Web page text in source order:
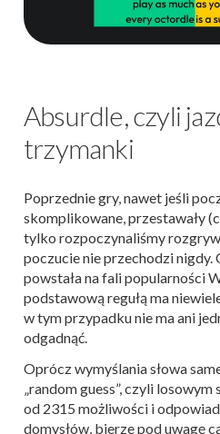
Absurdle, czyli
trzymanki
Poprzednie gry, nawet jeśli
skomplikowane, przestawały
tylko rozpoczynaliśmy
poczucie nie przechodzi nigdy.
powstała na fali popularności
podstawową regułą ma
w tym przypadku nie ma ani
odgadnąć.
Oprócz wymyślania słowa
„random guess”, czyli losowym
od 2315 możliwości i
domysłów, bierze pod uwagę